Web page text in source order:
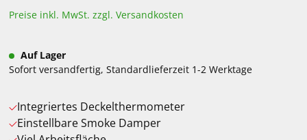
Preise inkl. MwSt. zzgl. Versandkosten
Auf Lager
Sofort versandfertig, Standardlieferzeit 1-2 Werktage
Integriertes Deckelthermometer
Einstellbare Smoke Damper